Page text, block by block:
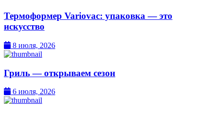
Термоформер Variovac: упаковка — это
искусство
8 июля, 2026
Гриль — открываем сезон
6 июля, 2026